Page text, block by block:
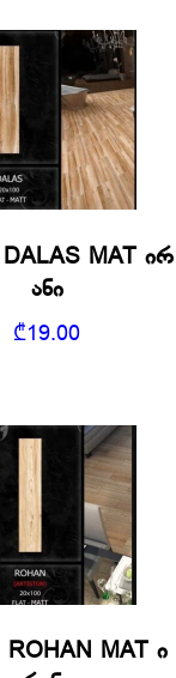
MAT ირ
ანი
₾19.00
ROHAN MAT ი